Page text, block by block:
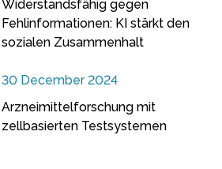
Widerstandsfähig gegen
Fehlinformationen: KI stärkt den
sozialen Zusammenhalt
30 December 2024
Arzneimittelforschung mit
zellbasierten Testsystemen